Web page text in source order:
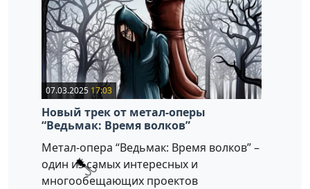
07.03.2025 17:03
Новый трек от метал-оперы
“Ведьмак: Время волков”
Метал-опера “Ведьмак: Время волков” –
один из самых интересных и
многообещающих проектов